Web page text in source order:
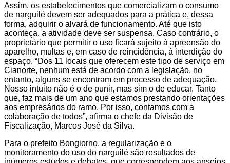
Assim, os estabelecimentos que comercializam o consumo
de narguilé devem ser adequados para a prática e, dessa
forma, adquirir o alvará de funcionamento. Até que isto
aconteça, a atividade deve ser suspensa. Caso contrário, o
proprietário que permitir o uso ficará sujeito à apreensão do
aparelho, multas e, em caso de reincidência, à interdição do
espaço. “Dos 11 locais que oferecem este tipo de serviço em
Cianorte, nenhum está de acordo com a legislação, no
entanto, alguns se encontram em processo de adequação.
Nosso intuito não é o de punir, mas sim o de educar. Tanto
que, faz mais de um ano que estamos prestando orientações
aos empresários do ramo. Por isso, contamos com a
colaboração de todos”, afirma o chefe da Divisão de
Fiscalização, Marcos José da Silva.
Para o prefeito Bongiorno, a regularização e o
monitoramento do uso do narguilé são resultados de